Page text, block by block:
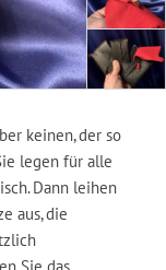
keinen, der so
legen für alle
Dann leihen
aus, die